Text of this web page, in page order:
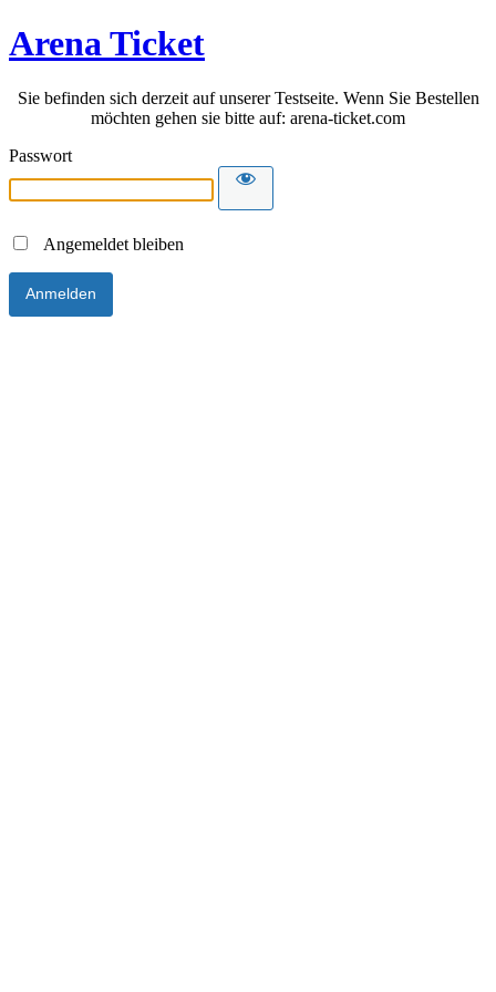
Arena Ticket
Sie befinden sich derzeit auf unserer Testseite. Wenn Sie Bestellen
möchten gehen sie bitte auf: arena-ticket.com
Passwort
Angemeldet bleiben